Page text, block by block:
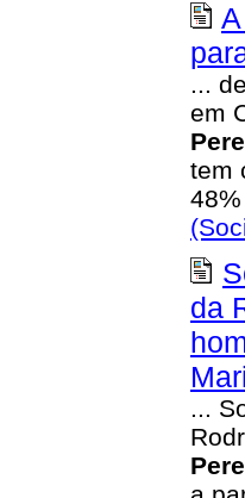
...
em
tem
48%
da
...